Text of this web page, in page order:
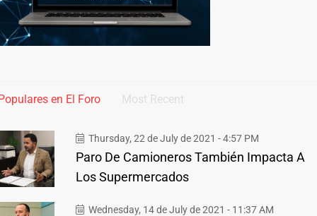
en El Foro Most Recent
Thursday, 22 de July de 2021 - 4:57 PM
Paro De Camioneros También Impacta A
Los Supermercados
Wednesday, 14 de July de 2021 - 11:37 AM